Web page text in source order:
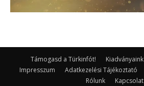
Támogasd a Türkinfót! Kiadványaink
Impresszum
Adatkezelési Tájékoztató
Rólunk
Kapcsolat